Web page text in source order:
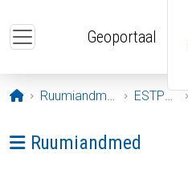
Geoportaal
Avaleht
Ruumiandmed ESTPOS
Ava menüü:
Ruumiandmed